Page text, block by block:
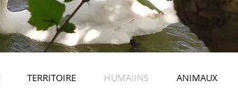
TERRITOIRE HUMAIINS ANIMAUX